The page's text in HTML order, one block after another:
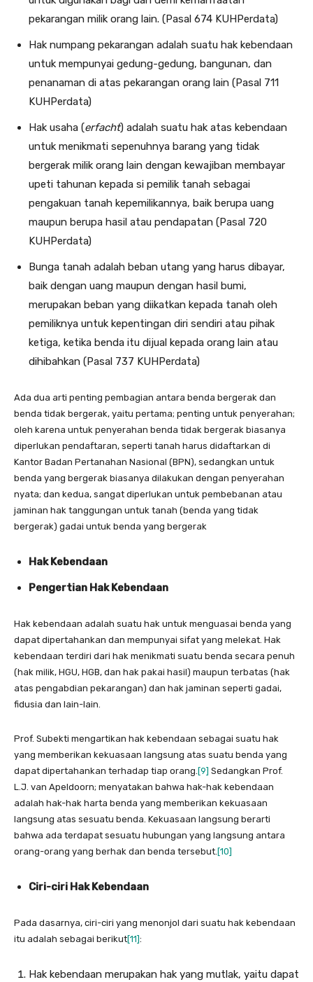
pekarangan milik orang lain. (Pasal 674 KUHPerdata)
Hak numpang pekarangan adalah suatu hak kebendaan
untuk mempunyai gedung-gedung, bangunan, dan
penanaman di atas pekarangan orang lain (Pasal 711
KUHPerdata)
Hak usaha (erfacht) adalah suatu hak atas kebendaan
untuk menikmati sepenuhnya barang yang tidak
bergerak milik orang lain dengan kewajiban membayar
upeti tahunan kepada si pemilik tanah sebagai
pengakuan tanah kepemilikannya, baik berupa uang
maupun berupa hasil atau pendapatan (Pasal 720
KUHPerdata)
Bunga tanah adalah beban utang yang harus dibayar,
baik dengan uang maupun dengan hasil bumi,
merupakan beban yang diikatkan kepada tanah oleh
pemiliknya untuk kepentingan diri sendiri atau pihak
ketiga, ketika benda itu dijual kepada orang lain atau
dihibahkan (Pasal 737 KUHPerdata)
Ada dua arti penting pembagian antara benda bergerak dan
benda tidak bergerak, yaitu pertama; penting untuk penyerahan;
oleh karena untuk penyerahan benda tidak bergerak biasanya
diperlukan pendaftaran, seperti tanah harus didaftarkan di
Kantor Badan Pertanahan Nasional (BPN), sedangkan untuk
benda yang bergerak biasanya dilakukan dengan penyerahan
nyata; dan kedua, sangat diperlukan untuk pembebanan atau
jaminan hak tanggungan untuk tanah (benda yang tidak
bergerak) gadai untuk benda yang bergerak
Hak Kebendaan
Pengertian Hak Kebendaan
Hak kebendaan adalah suatu hak untuk menguasai benda yang
dapat dipertahankan dan mempunyai sifat yang melekat. Hak
kebendaan terdiri dari hak menikmati suatu benda secara penuh
(hak milik, HGU, HGB, dan hak pakai hasil) maupun terbatas (hak
atas pengabdian pekarangan) dan hak jaminan seperti gadai,
fidusia dan lain-lain.
Prof. Subekti mengartikan hak kebendaan sebagai suatu hak
yang memberikan kekuasaan langsung atas suatu benda yang
dapat dipertahankan terhadap tiap orang.[9] Sedangkan Prof.
L.J. van Apeldoorn; menyatakan bahwa hak-hak kebendaan
adalah hak-hak harta benda yang memberikan kekuasaan
langsung atas sesuatu benda. Kekuasaan langsung berarti
bahwa ada terdapat sesuatu hubungan yang langsung antara
orang-orang yang berhak dan benda tersebut.[10]
Ciri-ciri Hak Kebendaan
Pada dasarnya, ciri-ciri yang menonjol dari suatu hak kebendaan
itu adalah seba­gai berikut[11]:
Hak kebendaan merupakan hak yang mutlak, yaitu dapat